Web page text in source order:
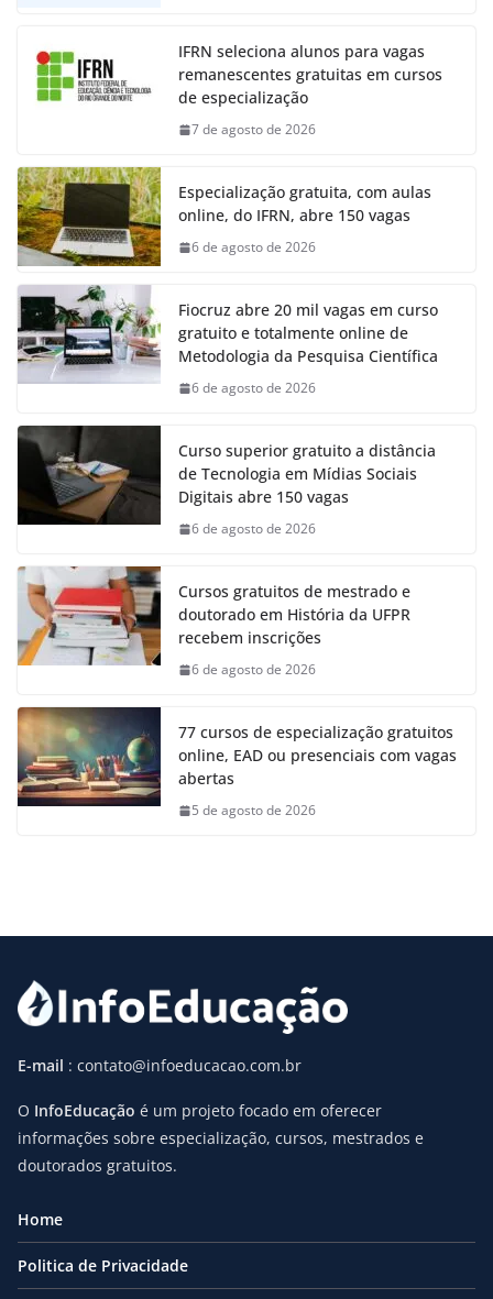
IFRN seleciona alunos para vagas
remanescentes gratuitas em cursos
de especialização
7 de agosto de 2026
Especialização gratuita, com aulas
online, do IFRN, abre 150 vagas
6 de agosto de 2026
Fiocruz abre 20 mil vagas em curso
gratuito e totalmente online de
Metodologia da Pesquisa Científica
6 de agosto de 2026
Curso superior gratuito a distância
de Tecnologia em Mídias Sociais
Digitais abre 150 vagas
6 de agosto de 2026
Cursos gratuitos de mestrado e
doutorado em História da UFPR
recebem inscrições
6 de agosto de 2026
77 cursos de especialização gratuitos
online, EAD ou presenciais com vagas
abertas
5 de agosto de 2026
E-mail : contato@infoeducacao.com.br
O InfoEducação é um projeto focado em oferecer
informações sobre especialização, cursos, mestrados e
doutorados gratuitos.
Home
Politica de Privacidade